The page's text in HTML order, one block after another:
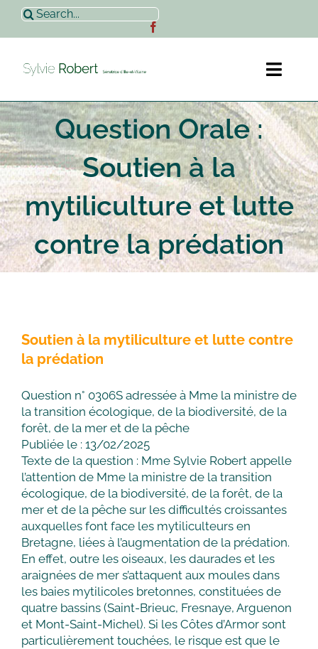
Passer
contenu
Rechercher:
Accueil
Sylvie Robert
Actualités
Contact
Question Orale :
Soutien à la
mytiliculture et lutte
contre la prédation
Soutien à la mytiliculture et lutte contre
la prédation
Question n° 0306S adressée à Mme la ministre de
la transition écologique, de la biodiversité, de la
forêt, de la mer et de la pêche
Publiée le : 13/02/2025
Texte de la question : Mme Sylvie Robert appelle
l’attention de Mme la ministre de la transition
écologique, de la biodiversité, de la forêt, de la
mer et de la pêche sur les difficultés croissantes
auxquelles font face les mytiliculteurs en
Bretagne, liées à l’augmentation de la prédation.
En effet, outre les oiseaux, les daurades et les
araignées de mer s’attaquent aux moules dans
les baies mytilicoles bretonnes, constituées de
quatre bassins (Saint-Brieuc, Fresnaye, Arguenon
et Mont-Saint-Michel). Si les Côtes d’Armor sont
particulièrement touchées, le risque est que le